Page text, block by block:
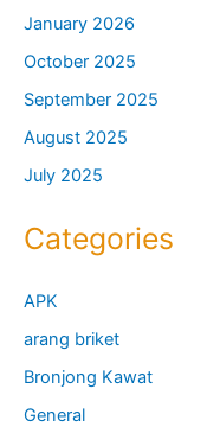
January 2026
October 2025
September 2025
August 2025
July 2025
Categories
APK
arang briket
Bronjong Kawat
General